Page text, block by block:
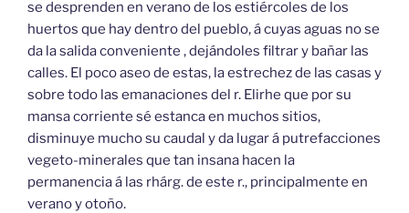
se desprenden en verano de los estiércoles de los
huertos que hay dentro del pueblo, á cuyas aguas no se
da la salida conveniente , dejándoles filtrar y bañar las
calles. El poco aseo de estas, la estrechez de las casas y
sobre todo las emanaciones del r. Elirhe que por su
mansa corriente sé estanca en muchos sitios,
disminuye mucho su caudal y da lugar á putrefacciones
vegeto-minerales que tan insana hacen la
permanencia á las rhárg. de este r., principalmente en
verano y otoño.